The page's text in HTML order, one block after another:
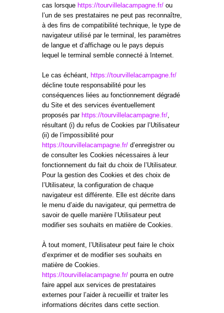
cas lorsque https://tourvillelacampagne.fr/ ou
l’un de ses prestataires ne peut pas reconnaître,
à des fins de compatibilité technique, le type de
navigateur utilisé par le terminal, les paramètres
de langue et d’affichage ou le pays depuis
lequel le terminal semble connecté à Internet.
Le cas échéant, https://tourvillelacampagne.fr/
décline toute responsabilité pour les
conséquences liées au fonctionnement dégradé
du Site et des services éventuellement
proposés par https://tourvillelacampagne.fr/,
résultant (i) du refus de Cookies par l’Utilisateur
(ii) de l’impossibilité pour
https://tourvillelacampagne.fr/ d’enregistrer ou
de consulter les Cookies nécessaires à leur
fonctionnement du fait du choix de l’Utilisateur.
Pour la gestion des Cookies et des choix de
l’Utilisateur, la configuration de chaque
navigateur est différente. Elle est décrite dans
le menu d’aide du navigateur, qui permettra de
savoir de quelle manière l’Utilisateur peut
modifier ses souhaits en matière de Cookies.
À tout moment, l’Utilisateur peut faire le choix
d’exprimer et de modifier ses souhaits en
matière de Cookies.
https://tourvillelacampagne.fr/ pourra en outre
faire appel aux services de prestataires
externes pour l’aider à recueillir et traiter les
informations décrites dans cette section.